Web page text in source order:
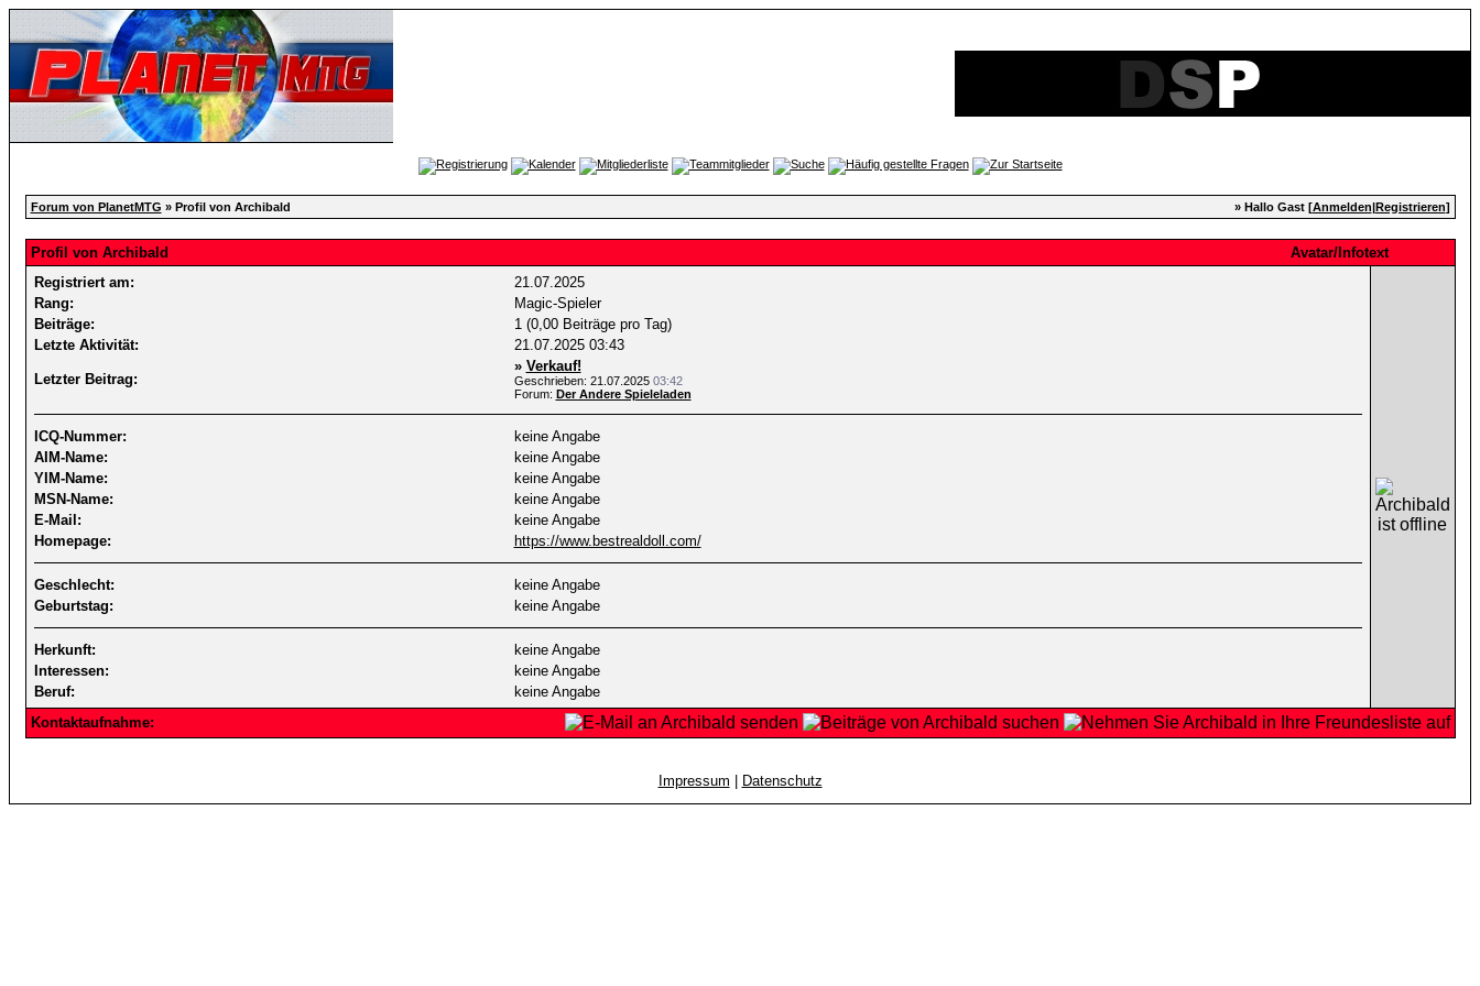
Forum von PlanetMTG » Profil von Archibald » Hallo Gast [Anmelden|Registrieren]
Profil von Archibald
Avatar/Infotext
Registriert am:
21.07.2025
Rang:
Magic-Spieler
Beiträge:
1 (0,00 Beiträge pro Tag)
Letzte Aktivität:
21.07.2025 03:43
Letzter Beitrag:
» Verkauf!
Geschrieben: 21.07.2025 03:42
Forum: Der Andere Spieleladen
ICQ-Nummer:
keine Angabe
AIM-Name:
keine Angabe
YIM-Name:
keine Angabe
MSN-Name:
keine Angabe
E-Mail:
keine Angabe
Homepage:
https://www.bestrealdoll.com/
Geschlecht:
keine Angabe
Geburtstag:
keine Angabe
Herkunft:
keine Angabe
Interessen:
keine Angabe
Beruf:
keine Angabe
Kontaktaufnahme:
Impressum Datenschutz